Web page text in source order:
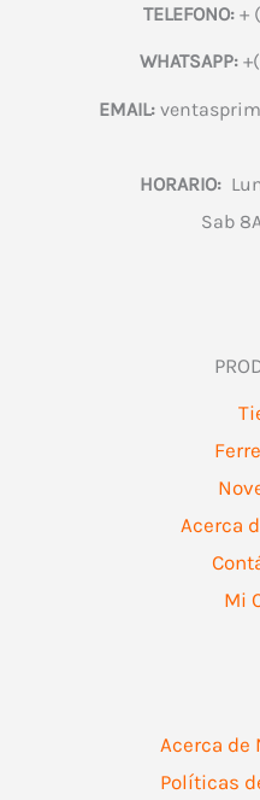
TELEFONO:+
WHATSAPP:
EMAIL:
HORARIO:
Sab
Acerca
Mi
Acerca de
Políticas